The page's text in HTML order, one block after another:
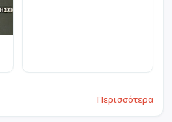
Περισσότερα